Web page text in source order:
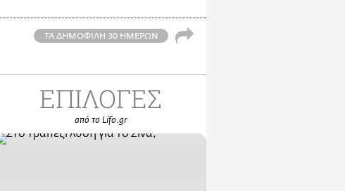
ΤΑ ΔΗΜΟΦΙΛΗ 30 ΗΜΕΡΩΝ
ΕΠΙΛΟΓΕΣ
από το Lifo.gr